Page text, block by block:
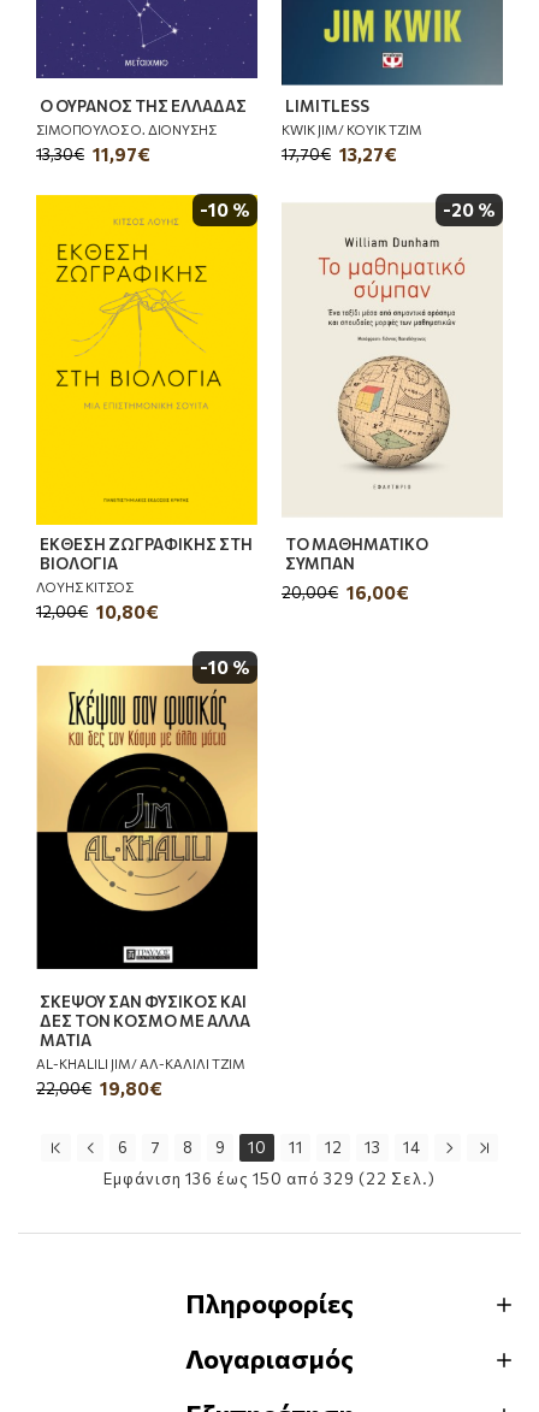
Ο ΟΥΡΑΝΟΣ ΤΗΣ ΕΛΛΑΔΑΣ
ΣΙΜΟΠΟΥΛΟΣ Ο. ΔΙΟΝΥΣΗΣ
11,97€
13,30€
LIMITLESS
KWIK JIM/ ΚΟΥΙΚ ΤΖΙΜ
13,27€
17,70€
-10 %
ΕΚΘΕΣΗ ΖΩΓΡΑΦΙΚΗΣ ΣΤΗ
ΒΙΟΛΟΓΙΑ
ΛΟΥΗΣ ΚΙΤΣΟΣ
10,80€
12,00€
-20 %
ΤΟ ΜΑΘΗΜΑΤΙΚΟ
ΣΥΜΠΑΝ
16,00€
20,00€
-10 %
ΣΚΕΨΟΥ ΣΑΝ ΦΥΣΙΚΟΣ ΚΑΙ
ΔΕΣ ΤΟΝ ΚΟΣΜΟ ΜΕ ΑΛΛΑ
ΜΑΤΙΑ
AL-KHALILI JIM/ ΑΛ-ΚΑΛΙΛΙ ΤΖΙΜ
19,80€
22,00€
6 7 8 9 10 11 12 13
14
Εμφάνιση 136 έως 150 από 329 (22 Σελ.)
Πληροφορίες
Λογαριασμός